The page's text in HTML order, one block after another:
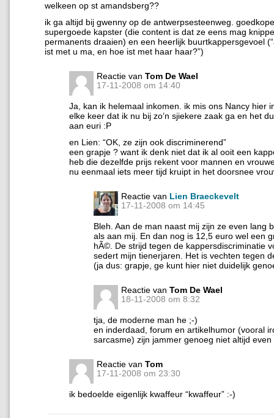
welkeen op st amandsberg??
ik ga altijd bij gwenny op de antwerpsesteenweg.
supergoede kapster (die content is dat ze eens mag
permanents draaien) en een heerlijk buurtkappersgevoel
ist met u ma, en hoe ist met haar haar?”)
Reactie van Tom De Wael
17-11-2008 om 14:40
Ja, kan ik helemaal inkomen. ik mis ons Nancy hier
elke keer dat ik nu bij zo’n sjiekere zaak ga en het
aan euri :P
en Lien: “OK, ze zijn ook discriminerend”
een grapje ? want ik denk niet dat ik al ooit een
heb die dezelfde prijs rekent voor mannen en
nu eenmaal iets meer tijd kruipt in het doorsnee
Reactie van Lien Braeckevelt
17-11-2008 om 14:45
Bleh. Aan de man naast mij zijn ze even lang
als aan mij. En dan nog is 12,5 euro wel een
hÃ©. De strijd tegen de kappersdiscriminatie
sedert mijn tienerjaren. Het is vechten tegen
(ja dus: grapje, ge kunt hier niet duidelijk
Reactie van Tom De Wael
18-11-2008 om 8:32
tja, de moderne man he ;-)
en inderdaad, forum en artikelhumor (vooral
sarcasme) zijn jammer genoeg niet altijd even
Reactie van Tom
17-11-2008 om 23:30
ik bedoelde eigenlijk kwaffeur “kwaffeur” :-)